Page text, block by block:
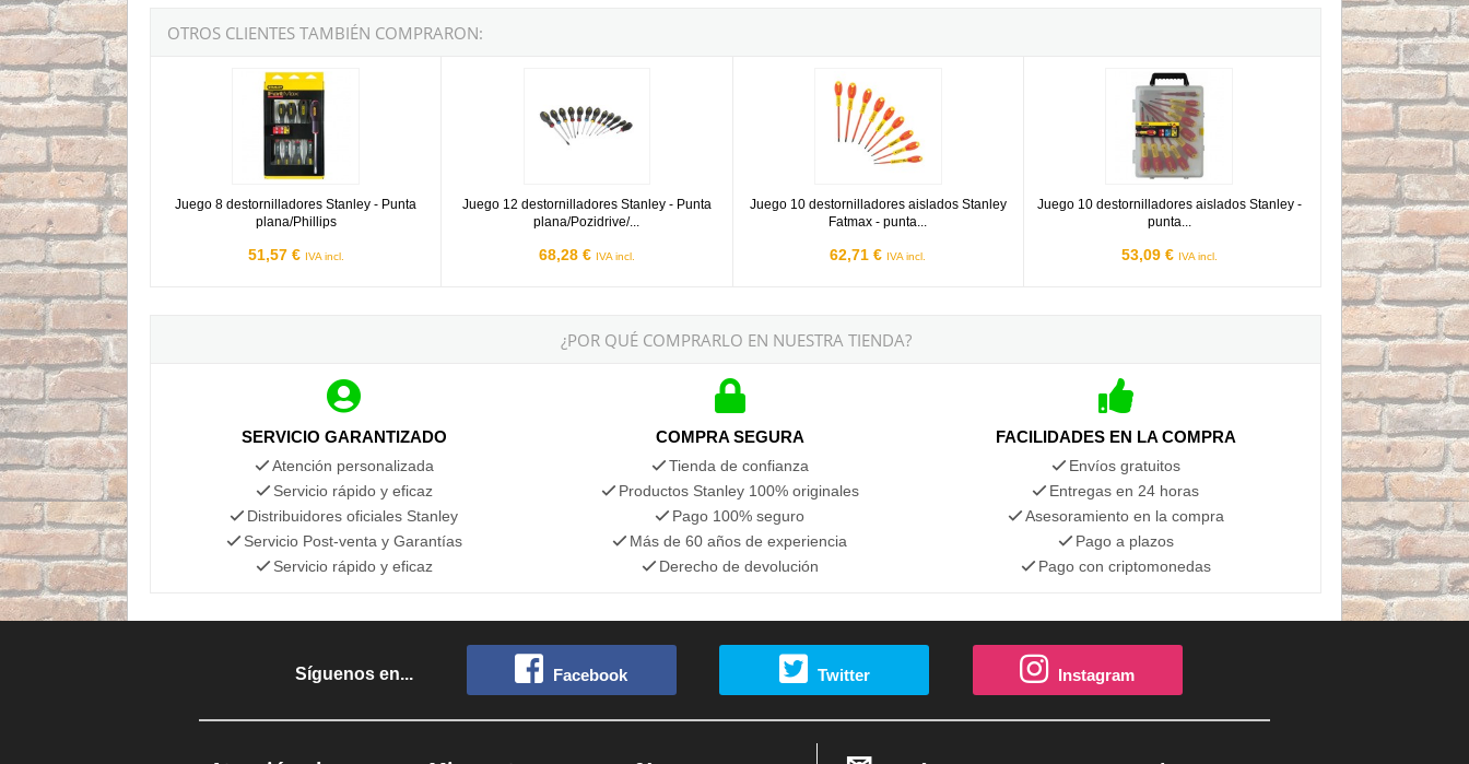
OTROS CLIENTES TAMBIÉN COMPRARON:
Juego 8 destornilladores Stanley - Punta
plana/Phillips
51,57 € IVA incl.
Juego 8 destornilladores Stanley - Punta plana/Phillips
Juego 12 destornilladores Stanley - Punta
plana/Pozidrive/...
68,28 € IVA incl.
Juego 10 destornilladores aislados Stanley
Fatmax - punta...
62,71 € IVA incl.
Juego 10 destornilladores aislados Stanley Fatmax - punta Plana/Pozidrive/ Phillips
Juego 10 destornilladores aislados Stanley -
punta...
53,09 € IVA incl.
Juego 10 destornilladores aislados Stanley - punta Plana/
¿POR QUÉ COMPRARLO EN NUESTRA TIENDA?
SERVICIO GARANTIZADO
Atención personalizada
Servicio rápido y eficaz
Distribuidores oficiales Stanley
Servicio Post-venta y Garantías
Servicio rápido y eficaz
COMPRA SEGURA
Tienda de confianza
Productos Stanley 100% originales
Pago 100% seguro
Más de 60 años de experiencia
Derecho de devolución
FACILIDADES EN LA COMPRA
Envíos gratuitos
Entregas en 24 horas
Asesoramiento en la compra
Pago a plazos
Pago con criptomonedas
Síguenos en... Facebook Twitter Instagram